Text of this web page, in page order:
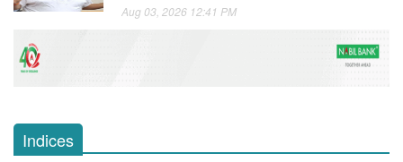
Aug 03, 2026 12:41 PM
Indices